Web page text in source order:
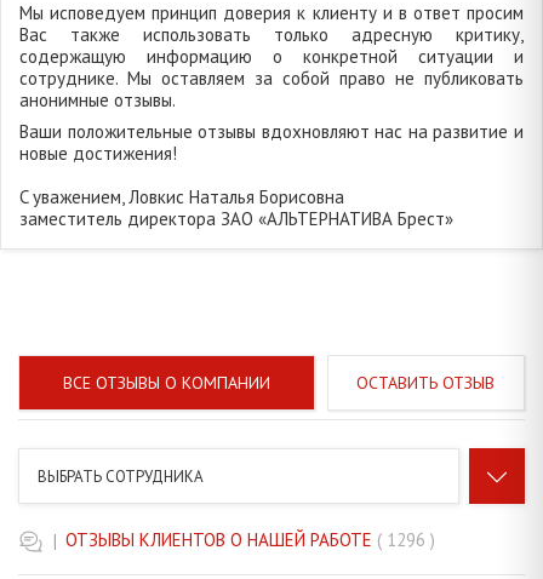
Мы исповедуем принцип доверия к клиенту и в ответ просим
Вас также использовать только адресную критику,
содержащую информацию о конкретной ситуации и
сотруднике. Мы оставляем за собой право не публиковать
анонимные отзывы.
Ваши положительные отзывы вдохновляют нас на развитие и
новые достижения!
C уважением, Ловкис Наталья Борисовна
заместитель директора ЗАО «АЛЬТЕРНАТИВА Брест»
ВСЕ ОТЗЫВЫ О КОМПАНИИ ОСТАВИТЬ ОТЗЫВ
ВЫБРАТЬ СОТРУДНИКА
КОРНЯ АНЖЕЛИКА ВАЛЕНТИНОВНА
| ОТЗЫВЫ КЛИЕНТОВ О НАШЕЙ РАБОТЕ